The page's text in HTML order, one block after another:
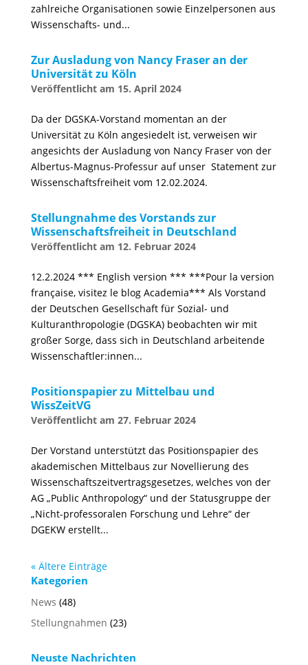
zahlreiche Organisationen sowie Einzelpersonen aus
Wissenschafts- und...
Zur Ausladung von Nancy Fraser an der
Universität zu Köln
15. April 2024
Da der DGSKA-Vorstand momentan an der
Universität zu Köln angesiedelt ist, verweisen wir
angesichts der Ausladung von Nancy Fraser von der
Albertus-Magnus-Professur auf unser Statement zur
Wissenschaftsfreiheit vom 12.02.2024.
Stellungnahme des Vorstands zur
Wissenschaftsfreiheit in Deutschland
12. Februar 2024
12.2.2024 *** English version *** ***Pour la version
française, visitez le blog Academia*** Als Vorstand
der Deutschen Gesellschaft für Sozial- und
Kulturanthropologie (DGSKA) beobachten wir mit
großer Sorge, dass sich in Deutschland arbeitende
Wissenschaftler:innen...
Positionspapier zu Mittelbau und
WissZeitVG
27. Februar 2024
Der Vorstand unterstützt das Positionspapier des
akademischen Mittelbaus zur Novellierung des
Wissenschaftszeitvertragsgesetzes, welches von der
AG „Public Anthropology“ und der Statusgruppe der
„Nicht-professoralen Forschung und Lehre“ der
DGEKW erstellt...
« Ältere Einträge
Kategorien
News (48)
Stellungnahmen (23)
Neuste Nachrichten